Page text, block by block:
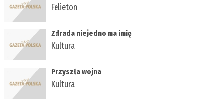
Felieton
Zdrada niejedno ma imię
Kultura
Przyszła wojna
Kultura